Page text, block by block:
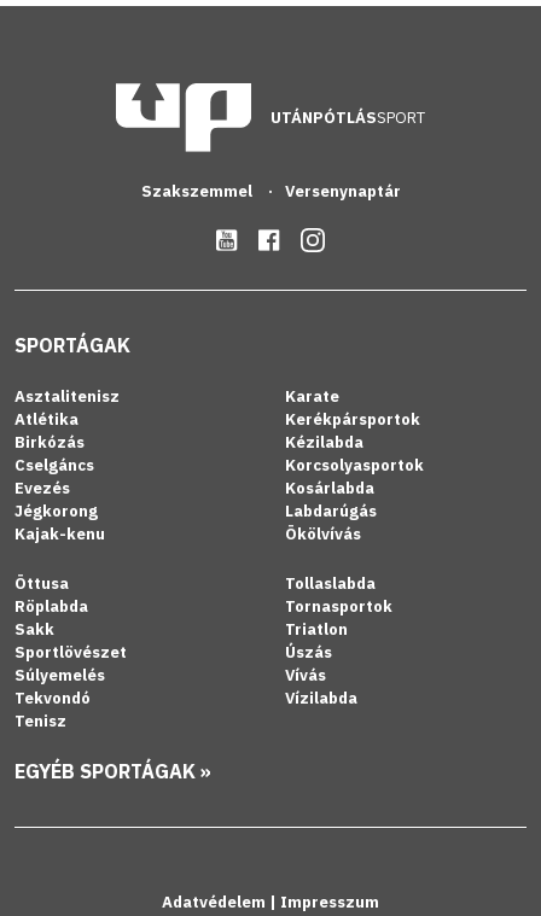
UTÁNPÓTLÁSSPORT
Szakszemmel Versenynaptár
SPORTÁGAK
Asztalitenisz
Atlétika
Birkózás
Cselgáncs
Evezés
Jégkorong
Kajak-kenu
Karate
Kerékpársportok
Kézilabda
Korcsolyasportok
Kosárlabda
Labdarúgás
Ökölvívás
Öttusa
Röplabda
Sakk
Sportlövészet
Súlyemelés
Tekvondó
Tenisz
Tollaslabda
Tornasportok
Triatlon
Úszás
Vívás
Vízilabda
EGYÉB SPORTÁGAK »
Adatvédelem | Impresszum